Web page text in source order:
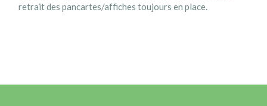
retrait des pancartes/affiches toujours en place.